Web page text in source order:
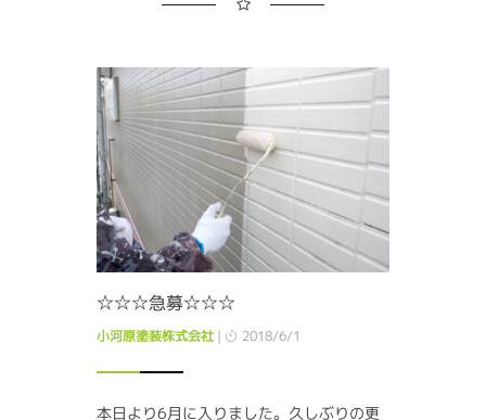
☆☆☆急募☆☆☆
小河原塗装株式会社 | 2018/6/1
本日より6月に入りました。久しぶりの更